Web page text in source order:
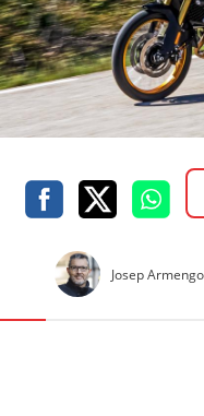
Josep